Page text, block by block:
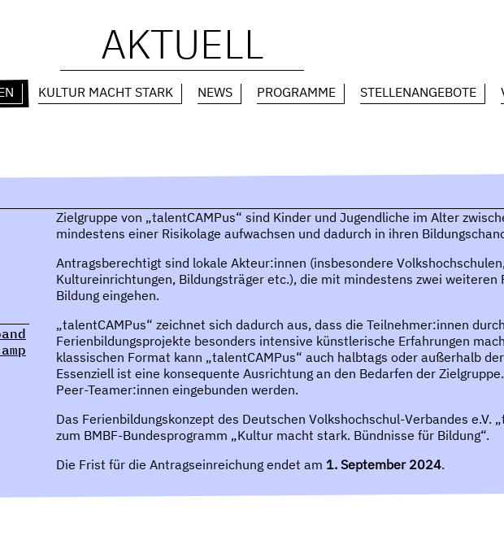
AKTUELL
KULTUR MACHT STARK NEWS PROGRAMME STELLENANGEBOTE
Zielgruppe von „talentCAMPus“ sind Kinder und Jugendliche im Alter
mindestens einer Risikolage aufwachsen und dadurch in ihren
Antragsberechtigt sind lokale Akteur:innen (insbesondere
Kultureinrichtungen, Bildungsträger etc.), die mit mindestens zwei weiteren
Bildung eingehen.
„talentCAMPus“ zeichnet sich dadurch aus, dass die Teilnehmer:innen
Ferienbildungsprojekte besonders intensive künstlerische Erfahrungen
klassischen Format kann „talentCAMPus“ auch halbtags oder außerhalb
Essenziell ist eine konsequente Ausrichtung an den Bedarfen der
Peer-Teamer:innen eingebunden werden.
Das Ferienbildungskonzept des Deutschen Volkshochschul-Verbandes e.V.
zum BMBF-Bundesprogramm „Kultur macht stark. Bündnisse für Bildung“.
Die Frist für die Antragseinreichung endet am 1. September 2024.